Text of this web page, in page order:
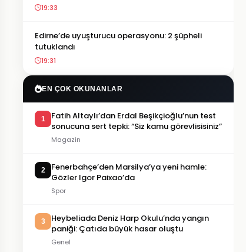
19:33
Edirne’de uyuşturucu operasyonu: 2 şüpheli
tutuklandı
19:31
EN ÇOK OKUNANLAR
1
Fatih Altaylı’dan Erdal Beşikçioğlu’nun test
sonucuna sert tepki: “Siz kamu görevlisisiniz”
Magazin
2
Fenerbahçe’den Marsilya’ya yeni hamle:
Gözler Igor Paixao’da
Spor
3
Heybeliada Deniz Harp Okulu’nda yangın
paniği: Çatıda büyük hasar oluştu
Genel